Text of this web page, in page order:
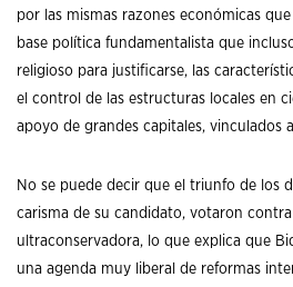
por las mismas razones económicas
base política fundamentalista que
religioso para justificarse, las
el control de las estructuras locales en
apoyo de grandes capitales, vinculados
No se puede decir que el triunfo de los
carisma de su candidato, votaron
ultraconservadora, lo que explica que
una agenda muy liberal de reformas